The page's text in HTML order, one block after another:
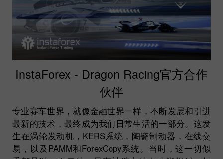
InstaForex - Dragon Racing官方合作
伙伴
专业赛车世界，就像金融世界一样，不断发展和引进
最新的技术，最终成为我们日常生活的一部分。这发
生在涡轮发动机，KERS系统，陶瓷制动器，在线交
易，以及PAMM和ForexCopy系统。当时，这一切似